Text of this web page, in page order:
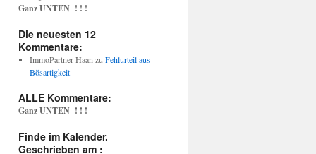
Ganz UNTEN ! ! !
Die neuesten 12
Kommentare:
ImmoPartner Haan zu Fehlurteil aus
Bösartigkeit
ALLE Kommentare:
Ganz UNTEN ! ! !
Finde im Kalender.
Geschrieben am :